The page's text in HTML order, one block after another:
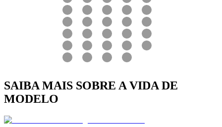
SAIBA MAIS SOBRE A VIDA DE
MODELO